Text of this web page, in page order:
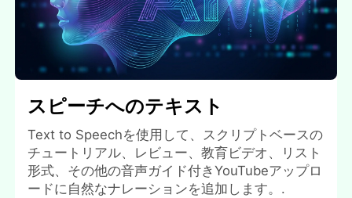
スピーチへのテキスト
Text to Speechを使用して、スクリプトベースの
チュートリアル、レビュー、教育ビデオ、リスト
形式、その他の音声ガイド付きYouTubeアップロ
ードに自然なナレーションを追加します。.